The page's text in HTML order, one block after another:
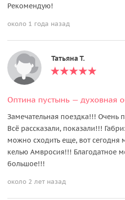
Рекомендую!
около 1 года назад
Татьяна Т.
Оптина пустынь — духовная
Замечательная поездка!!! Очень
Всё рассказали, показали!!!
можно сходить еще, вот сегодня
келью Амвросия!!! Благодатное
большое!!!
около 2 лет назад